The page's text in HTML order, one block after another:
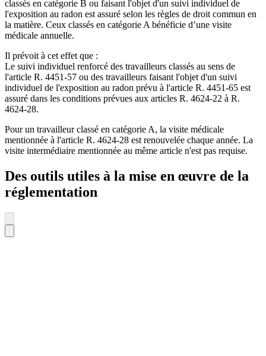
classés en catégorie B ou faisant l'objet d'un suivi individuel de
l'exposition au radon est assuré selon les règles de droit commun en
la matière. Ceux classés en catégorie A bénéficie d’une visite
médicale annuelle.
Il prévoit à cet effet que :
Le suivi individuel renforcé des travailleurs classés au sens de
l'article R. 4451-57 ou des travailleurs faisant l'objet d'un suivi
individuel de l'exposition au radon prévu à l'article R. 4451-65 est
assuré dans les conditions prévues aux articles R. 4624-22 à R.
4624-28.
Pour un travailleur classé en catégorie A, la visite médicale
mentionnée à l'article R. 4624-28 est renouvelée chaque année. La
visite intermédiaire mentionnée au même article n'est pas requise.
Des outils utiles à la mise en œuvre de la
réglementation